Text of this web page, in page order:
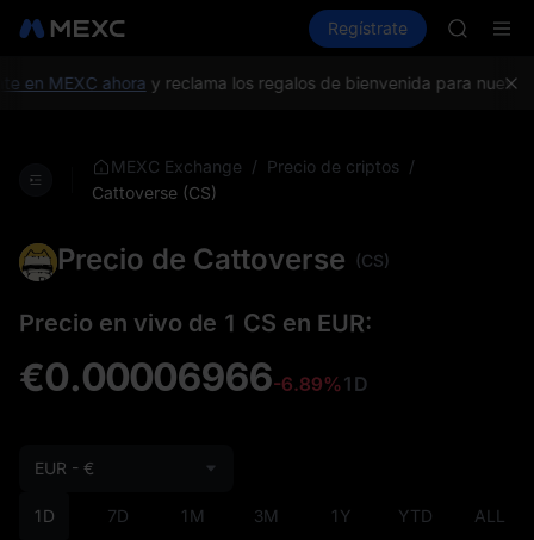
Mercados Spot Futuros
Regístrate
LLY
HEI
en MEXC ahoray reclama los regalos de bienvenida para nuevos
MEXC Exchange / Precio de criptos /
Cattoverse (CS)
Precio de Cattoverse (CS)
Precio en vivo de 1 CS en EUR:
€0.00006966-6.89%1D
1D 7D 1M 3M 1Y YTD ALL
EUR - €